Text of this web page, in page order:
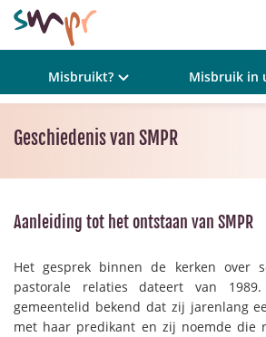
Misbruikt? Misbruik in
Geschiedenis van SMPR
Aanleiding tot het ontstaan van SMPR
Het gesprek binnen de kerken over
pastorale relaties dateert van
gemeentelid bekend dat zij jarenlang
met haar predikant en zij noemde die